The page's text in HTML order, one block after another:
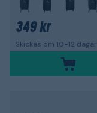
349 kr
Skickas om 10-12 dagar